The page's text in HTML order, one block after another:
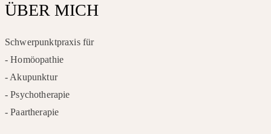
ÜBER MICH
Schwerpunktpraxis für
- Homöopathie
- Akupunktur
- Psychotherapie
- Paartherapie